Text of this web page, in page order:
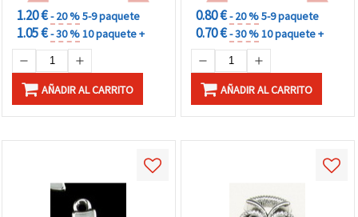
1.20 €- 20 %5-9 paquete
1.05 €- 30 %10 paquete +
AÑADIR AL CARRITO
0.80 €- 20 %5-9 paquete
0.70 €- 30 %10 paquete +
AÑADIR AL CARRITO